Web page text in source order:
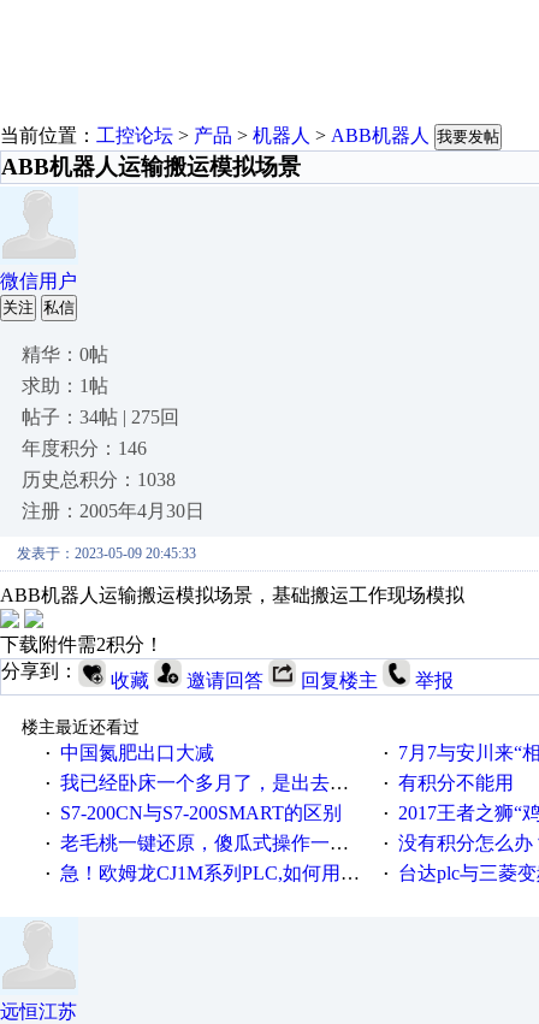
当前位置： 工控论坛 > 产品 > 机器人 > ABB机器人 我要发帖
ABB机器人运输搬运模拟场景
微信用户
关注 私信
精华：0帖
求助：1帖
帖子：34帖 | 275回
年度积分：146
历史总积分：1038
注册：2005年4月30日
发表于：2023-05-09 20:45:33
ABB机器人运输搬运模拟场景，基础搬运工作现场模拟
下载附件需2积分！
分享到：
收藏 邀请回答 回复楼主 举报
楼主最近还看过
· 中国氮肥出口大减 · 7月7与安川来“
· 我已经卧床一个多月了，是出去安装机械手在高速遭遇车祸所致:大家工作都要特别注意啊 · 有积分不能用
· S7-200CN与S7-200SMART的区别 · 2017王者之狮“鸡”情签到
· 老毛桃一键还原，傻瓜式操作一键轻松备份还原；程序为向导式安装，一键即可实现自动备份或还原系统。 · 没有积分怎么办
· 急！欧姆龙CJ1M系列PLC,如何用时间控制变频器。要求时间在组态王中可以自由输入！拜托各位大神了！ · 台达plc与三菱
远恒江苏